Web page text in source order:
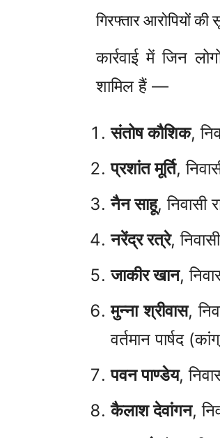
गिरफ्तार आरोपियों की
कार्रवाई में जिन
शामिल हैं —
संतोष कौशिक,
प्रशांत मूर्ति,
नैन साहू, निवासी
नरेंद्र रत्रे,
जाकीर खान,
मुन्ना श्रीवास,
वर्तमान पार्षद
पवन पाण्डेय,
कैलाश देवांगन,